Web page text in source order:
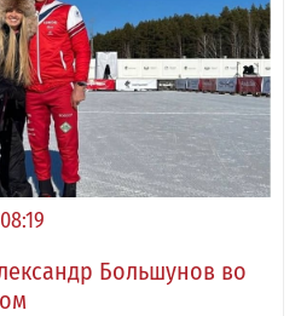
08:19
Большунов во